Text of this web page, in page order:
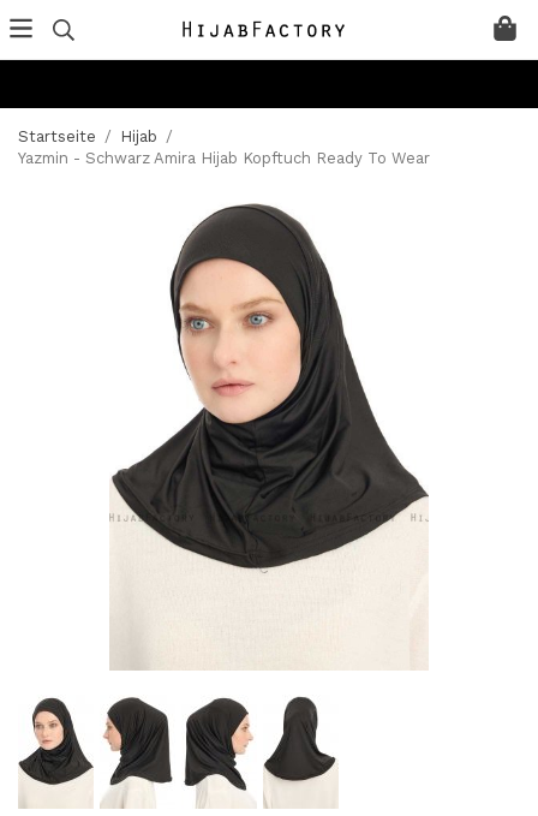
Startseite / Hijab /
Yazmin - Schwarz Amira Hijab Kopftuch Ready To Wear